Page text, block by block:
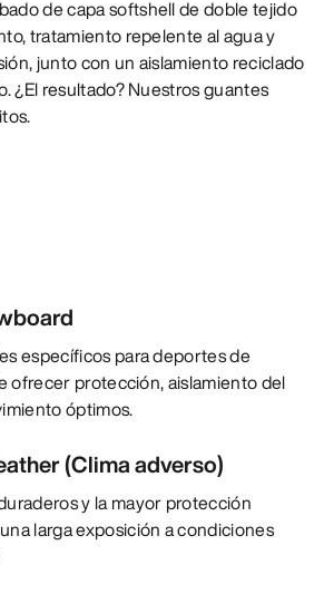
de capa softshell de doble tejido
tratamiento repelente al agua y
junto con un aislamiento reciclado
¿El resultado? Nuestros guantes
específicos para deportes de
ofrecer protección, aislamiento del
óptimos.
(Clima adverso)
y la mayor protección
larga exposición a condiciones